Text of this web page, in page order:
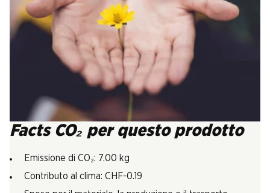
Facts CO₂ per questo prodotto
Emissione di CO₂: 7.00 kg
Contributo al clima: CHF-0.19